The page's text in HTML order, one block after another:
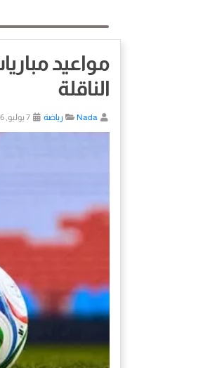
الناقلة
Nada رياضة